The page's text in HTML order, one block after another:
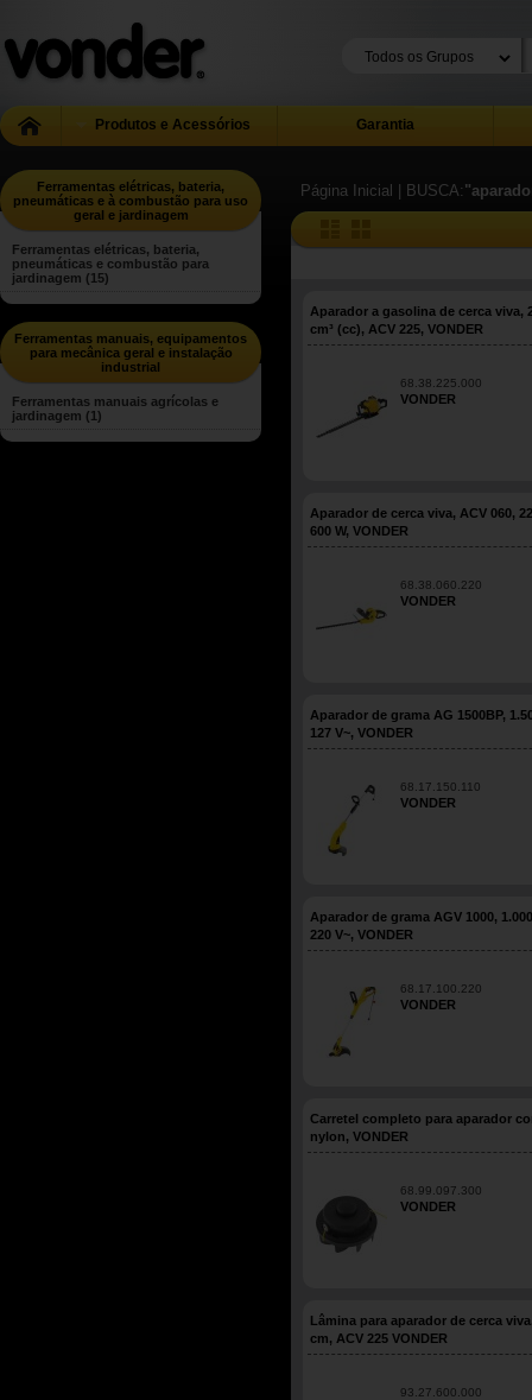
Produtos e Acessórios Garantia
Ferramentas elétricas, bateria,
pneumáticas e à combustão para uso
geral e jardinagem
Ferramentas elétricas, bateria,
pneumáticas e combustão para
jardinagem (15)
Ferramentas manuais, equipamentos
para mecânica geral e instalação
industrial
Ferramentas manuais agrícolas e
jardinagem (1)
Página Inicial | BUSCA:
Aparador a gasolina de cerca viva,
cm³ (cc), ACV 225, VONDER
68.38.225.000
VONDER
Aparador de cerca viva, ACV 060,
600 W, VONDER
68.38.060.220
VONDER
Aparador de grama AG 1500BP,
127 V~, VONDER
68.17.150.110
VONDER
Aparador de grama AGV 1000,
220 V~, VONDER
68.17.100.220
VONDER
Carretel completo para aparador
nylon, VONDER
68.99.097.300
VONDER
Lâmina para aparador de cerca
cm, ACV 225 VONDER
93.27.600.000